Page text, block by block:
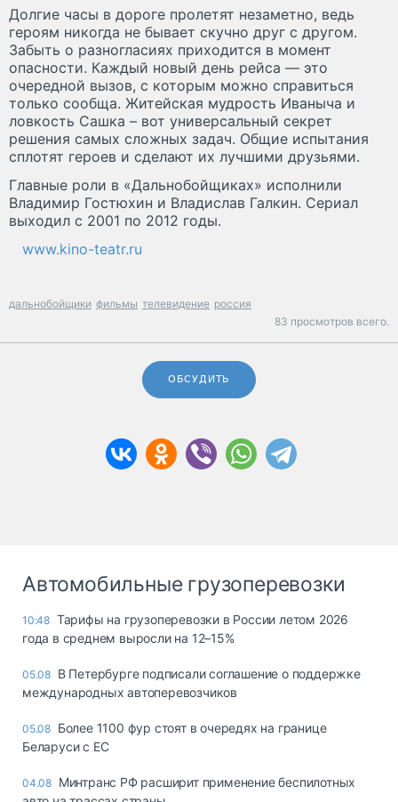
Долгие часы в дороге пролетят незаметно, ведь
героям никогда не бывает скучно друг с другом.
Забыть о разногласиях приходится в момент
опасности. Каждый новый день рейса — это
очередной вызов, с которым можно справиться
только сообща. Житейская мудрость Иваныча и
ловкость Сашка – вот универсальный секрет
решения самых сложных задач. Общие испытания
сплотят героев и сделают их лучшими друзьями.
Главные роли в «Дальнобойщиках» исполнили
Владимир Гостюхин и Владислав Галкин. Сериал
выходил с 2001 по 2012 годы.
www.kino-teatr.ru
дальнобойщики фильмы телевидение россия
83 просмотров всего.
ОБСУДИТЬ
Автомобильные грузоперевозки
10:48 Тарифы на грузоперевозки в России летом 2026
года в среднем выросли на 12–15%
05.08 В Петербурге подписали соглашение о поддержке
международных автоперевозчиков
05.08 Более 1100 фур стоят в очередях на границе
Беларуси с ЕС
04.08 Минтранс РФ расширит применение беспилотных